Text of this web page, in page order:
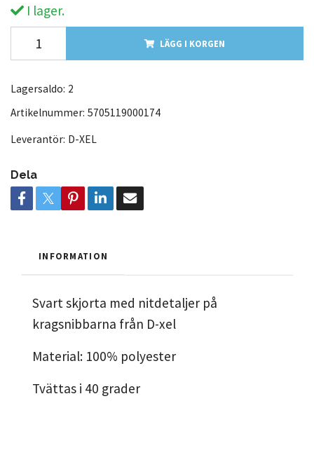
I lager.
LÄGG I KORGEN
Lagersaldo: 2
Artikelnummer: 5705119000174
Leverantör: D-XEL
Dela
INFORMATION
Svart skjorta med nitdetaljer på
kragsnibbarna från D-xel
Material: 100% polyester
Tvättas i 40 grader